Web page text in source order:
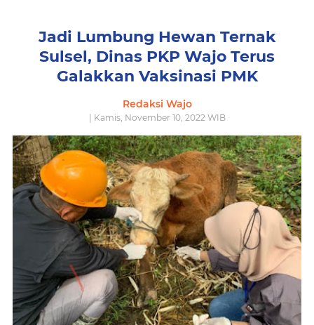
Jadi Lumbung Hewan Ternak
Sulsel, Dinas PKP Wajo Terus
Galakkan Vaksinasi PMK
Redaksi Wajo
| Kamis, November 10, 2022 WIB